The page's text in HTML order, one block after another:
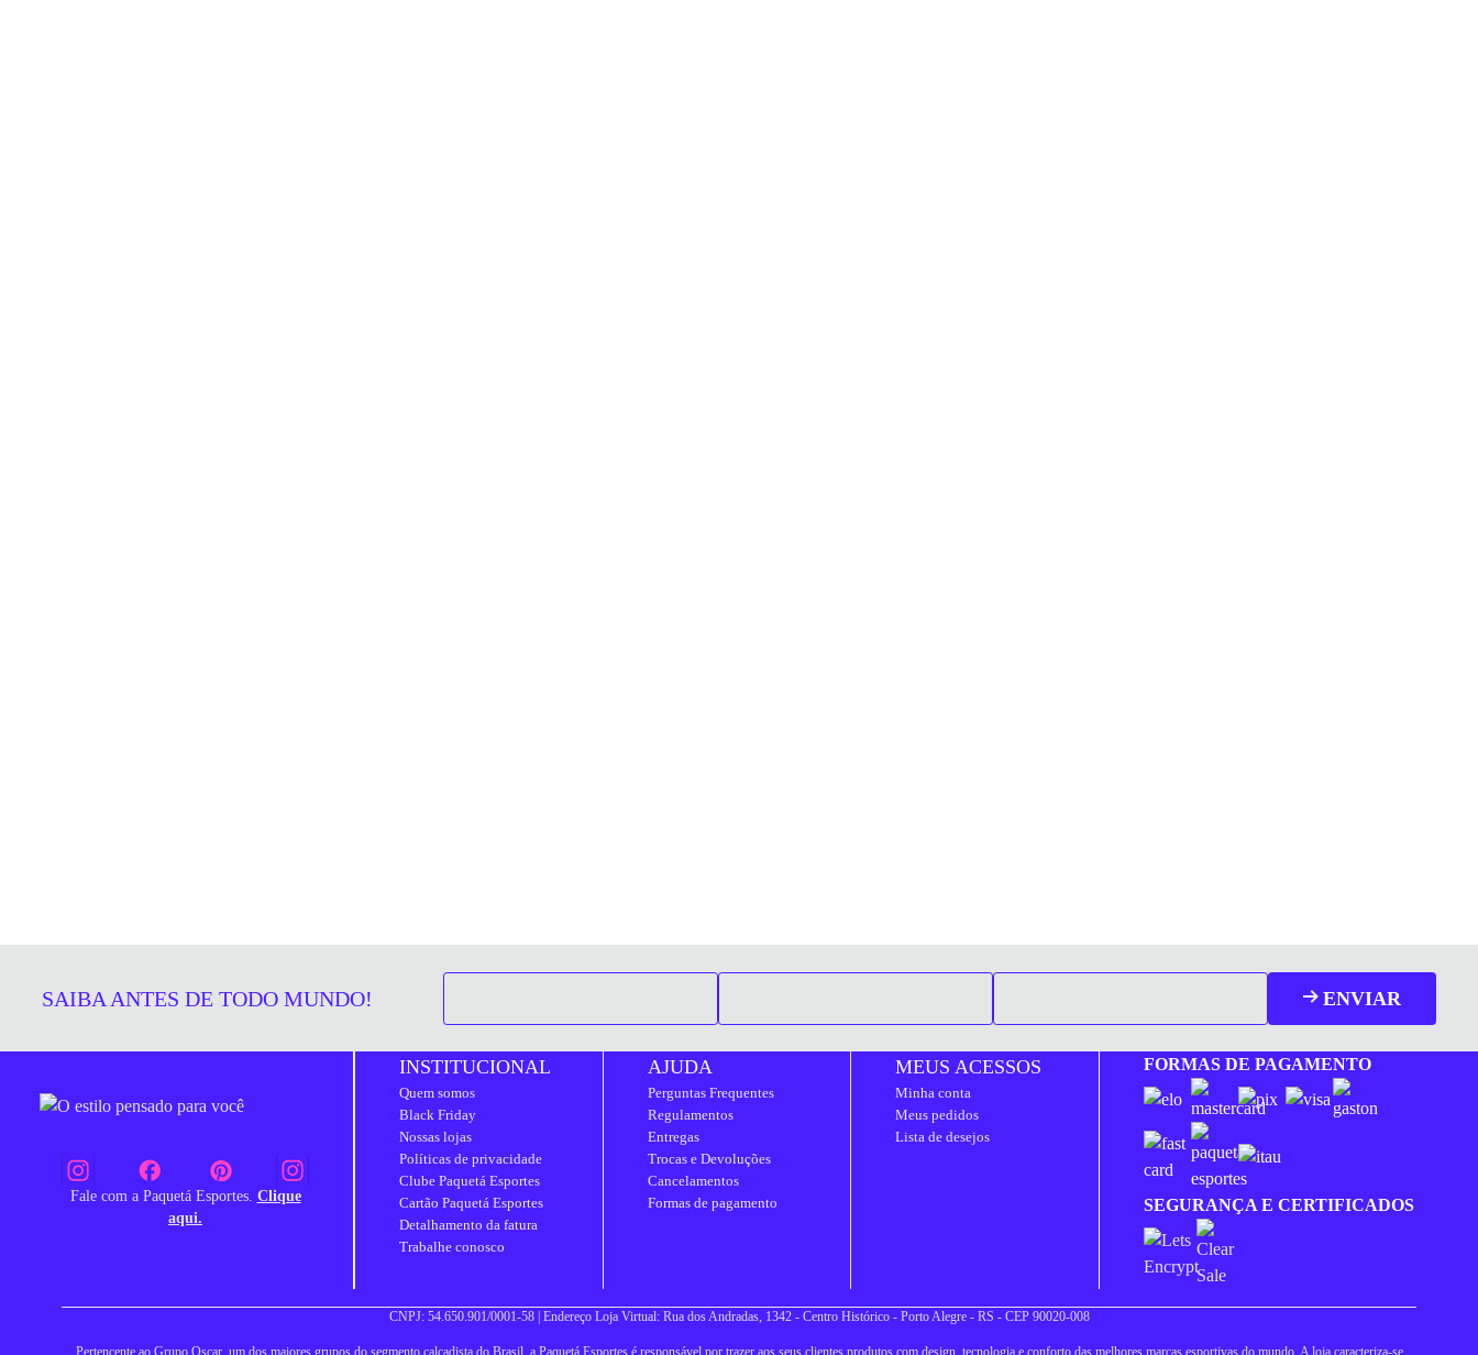
SAIBA ANTES DE TODO MUNDO! ENVIAR
Fale com a Paquetá Esportes. Clique
aqui.
INSTITUCIONAL
Quem somos
Black Friday
Nossas lojas
Políticas de privacidade
Clube Paquetá Esportes
Cartão Paquetá Esportes
Detalhamento da fatura
Trabalhe conosco
AJUDA
Perguntas Frequentes
Regulamentos
Entregas
Trocas e Devoluções
Cancelamentos
Formas de pagamento
MEUS ACESSOS
Minha conta
Meus pedidos
Lista de desejos
FORMAS DE PAGAMENTO
SEGURANÇA E CERTIFICADOS
CNPJ: 54.650.901/0001-58 | Endereço Loja Virtual: Rua dos Andradas, 1342 - Centro Histórico - Porto Alegre - RS - CEP 90020-008
Pertencente ao Grupo Oscar, um dos maiores grupos do segmento calçadista do Brasil, a Paquetá Esportes é responsável por trazer aos seus clientes produtos com design, tecnologia e conforto das melhores marcas esportivas do mundo. A loja caracteriza-se